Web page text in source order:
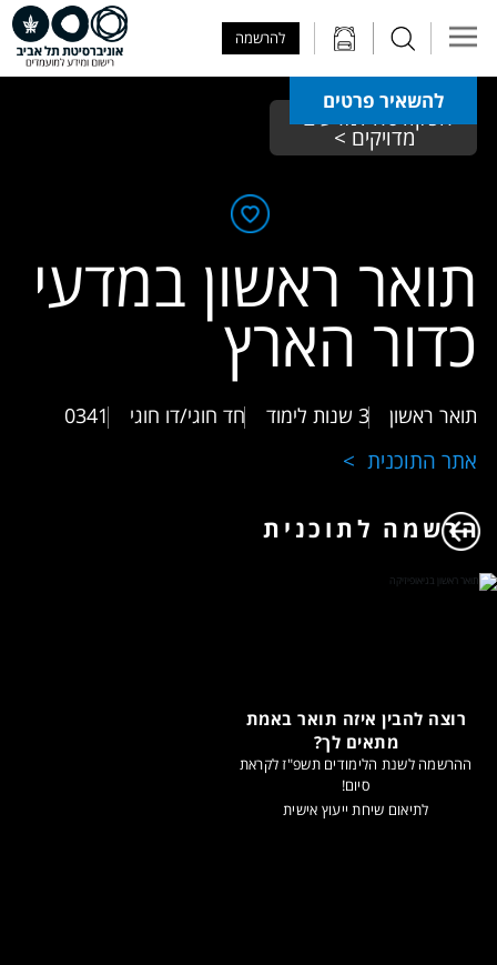
להרשמה
להשאיר פרטים
הפקולטה למדעים
מדויקים >
תואר ראשון במדעי
כדור הארץ
תואר ראשון 3 שנות לימוד חד חוגי/דו חוגי 0341
אתר התוכנית
הרשמה לתוכנית
רוצה להבין איזה תואר באמת
מתאים לך?
ההרשמה לשנת הלימודים תשפ"ז לקראת
סיום!
לתיאום שיחת ייעוץ אישית